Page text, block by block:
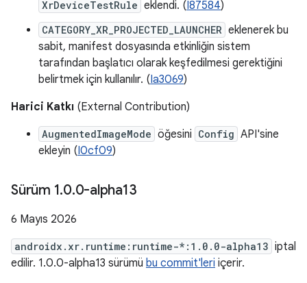
XrDeviceTestRule eklendi. (I87584)
CATEGORY_XR_PROJECTED_LAUNCHER eklenerek bu
sabit, manifest dosyasında etkinliğin sistem
tarafından başlatıcı olarak keşfedilmesi gerektiğini
belirtmek için kullanılır. (Ia3069)
Harici Katkı (External Contribution)
AugmentedImageMode öğesini Config API'sine
ekleyin (I0cf09)
Sürüm 1.0.0-alpha13
6 Mayıs 2026
androidx.xr.runtime:runtime-*:1.0.0-alpha13 iptal
edilir. 1.0.0-alpha13 sürümü bu commit'leri içerir.